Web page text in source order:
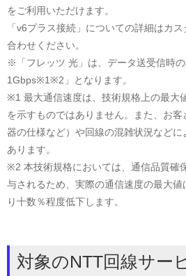
をご利用いただけます。
「v6プラス接続」についての詳細はカ
合わせください。
※「フレッツ 光」は、データ送受信時
1Gbps※1※2」となります。
※1 最大通信速度は、技術規格上の最大
を示すものではありません。また、お
器の仕様など）や回線の混雑状況など
あります。
※2 本技術規格においては、通信品質確
与されるため、実際の通信速度の最大値
り十数％程度低下します。
対象のNTT回線サー